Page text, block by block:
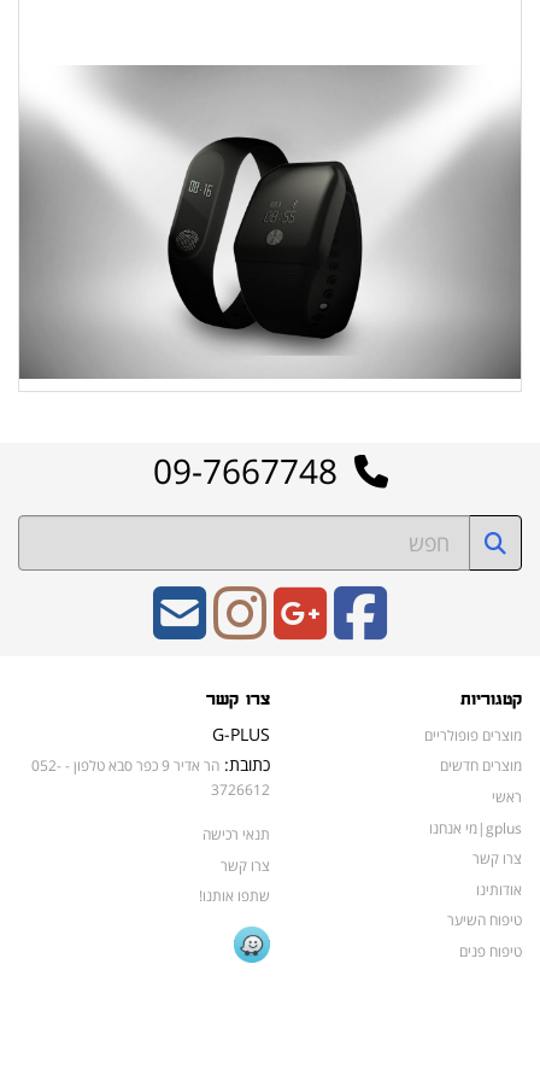
קטגוריות
מוצרים פופולריים
מוצרים חדשים
ראשי
gplus|מי אנחנו
צרו קשר
אודותינו
טיפוח השיער
טיפוח פנים
צרו קשר
G-PLUS
כתובת:
הר אדיר 9 כפר סבא טלפון - 052-
3726612
תנאי רכישה
צרו קשר
שתפו אותנו!